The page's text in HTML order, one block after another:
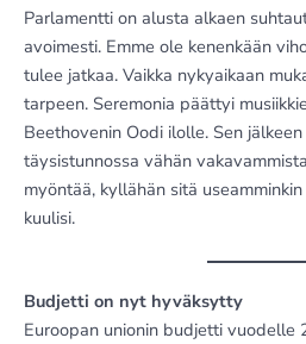
Parlamentti on alusta alkaen
avoimesti. Emme ole kenenkään
tulee jatkaa. Vaikka nykyaikaan
tarpeen. Seremonia päättyi
Beethovenin Oodi ilolle. Sen
täysistunnossa vähän
myöntää, kyllähän sitä
kuulisi.
Budjetti on nyt hyväksytty
Euroopan unionin budjetti vuodelle